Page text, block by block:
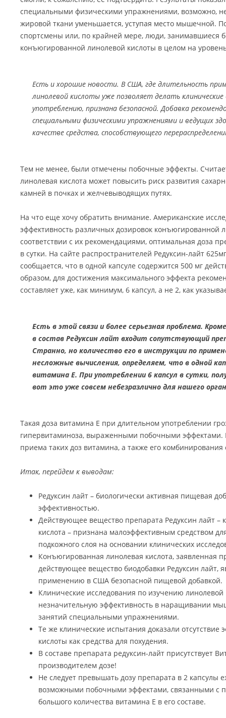
специальными физическими упражнениями, возможно,
жировой ткани уменьшается, уступая место мышечной.
спортсмены или, по крайней мере, люди, занимавшиеся
конъюгированной линолевой кислоты в целом на
Есть и хорошие новости. В США, где длительность
линолевой кислоты уже позволяет делать
употреблению, признана безопасной. Добавка
специальными физическими упражнениями и ведущих
качестве средства, способствующего
Тем не менее, были отмечены побочные эффекты.
линолевая кислота может повысить риск развития
камней в почках и желчевыводящих путях.
На что еще хочу обратить внимание. Американские
эффективность различных дозировок конъюгированной
соответствии с их рекомендациями, оптимальная доза
в сутки. На сайте распространителей Редуксин-лайт
сообщается, что в одной капсуле содержится 500 мг
образом, для достижения максимального эффекта
составляет уже, как минимум, 6 капсул, а не 2, как
Есть в этой связи и более серьезная проблема.
в состав Редуксин лайт входит сопутствующий
Странно, но количество его в инструкции по
несложные вычисления, определяем, что в одной
витамина Е. При употреблении 6 капсул в сутки,
вот это уже совсем небезразлично для нашего
Такая доза витамина Е при длительном употреблении
гипервитаминоза, выраженными побочными эффектами.
приема таких доз витамина, а также его
Итак, перейдем к выводам:
Редуксин лайт – биологически активная пищевая
эффективностью.
Действующее вещество препарата Редуксин лайт –
кислота – признана малоэффективным средством
подкожного слоя на основании клинических
Конъюгированная линолевая кислота, заявленная
действующее вещество биодобавки Редуксин лайт,
применению в США безопасной пищевой добавкой.
Клинические исследования по изучению линолевой
незначительную эффективность в наращивании
занятий специальными упражнениями.
Те же клинические испытания доказали отсутствие
кислоты как средства для похудения.
В составе препарата редуксин-лайт присутствует
производителем дозе!
Не следует превышать дозу препарата в 2 капсулы
возможными побочными эффектами, связанными с
большого количества витамина Е в его составе.